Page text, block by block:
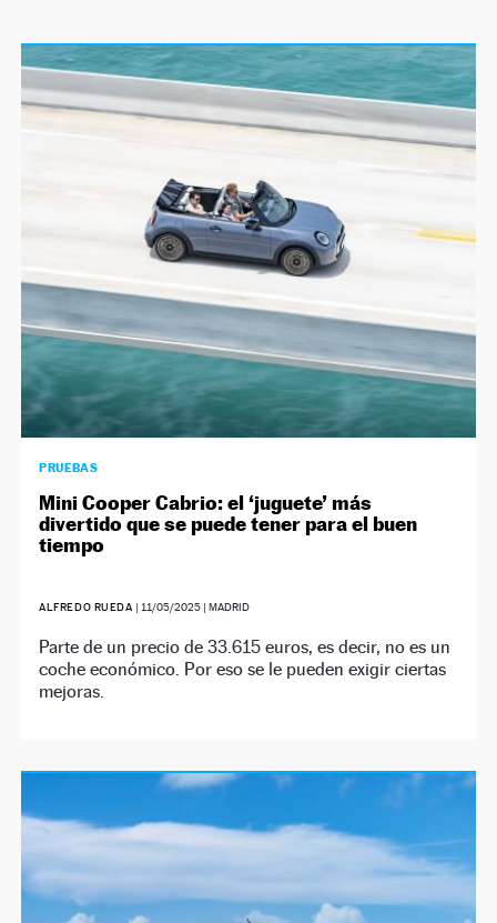
PRUEBAS
Mini Cooper Cabrio: el ‘juguete’ más
divertido que se puede tener para el buen
tiempo
ALFREDO RUEDA | 11/05/2025| MADRID
Parte de un precio de 33.615 euros, es decir, no es un
coche económico. Por eso se le pueden exigir ciertas
mejoras.